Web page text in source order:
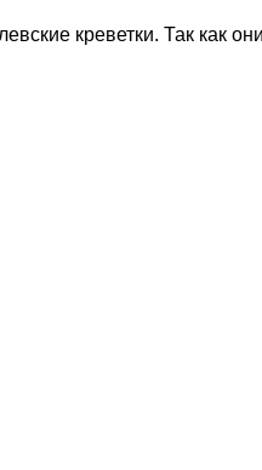
креветки. Так как